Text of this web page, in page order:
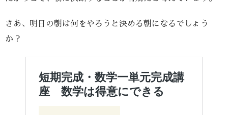
さあ、明日の朝は何をやろうと決める朝になるでしょう
か？